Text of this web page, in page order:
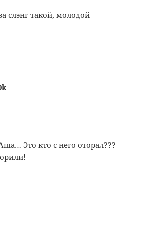
слэнг такой, молодой
Это кто с него оторал???